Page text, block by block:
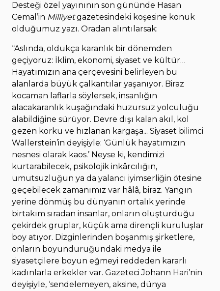
Desteği özel yayınının son gününde Hasan
Cemal’in Milliyetgazetesindeki köşesine konuk
olduğumuz yazı. Oradan alıntılarsak:
“Aslında, oldukça karanlık bir dönemden
geçiyoruz: İklim, ekonomi, siyaset ve kültür…
Hayatımızın ana çerçevesini belirleyen bu
alanlarda büyük çalkantılar yaşanıyor. Biraz
kocaman laflarla söylersek, insanlığın
alacakaranlık kuşağındaki huzursuz yolculuğu
alabildiğine sürüyor. Devre dışı kalan akıl, kol
gezen korku ve hızlanan kargaşa... Siyaset bilimci
Wallerstein’in deyişiyle: ‘Günlük hayatımızın
nesnesi olarak kaos.’ Neyse ki, kendimizi
kurtarabilecek, psikolojik inkârcılığın,
umutsuzluğun ya da yalancı iyimserliğin ötesine
geçebilecek zamanımız var hâlâ, biraz. Yangın
yerine dönmüş bu dünyanın ortalık yerinde
birtakım sıradan insanlar, onların oluşturduğu
çekirdek gruplar, küçük ama dirençli kuruluşlar
boy atıyor. Dizginlerinden boşanmış şirketlere,
onların boyunduruğundaki medya ile
siyasetçilere boyun eğmeyi reddeden kararlı
kadınlarla erkekler var. Gazeteci Johann Hari’nin
deyişiyle, ‘sendelemeyen, aksine, dünya